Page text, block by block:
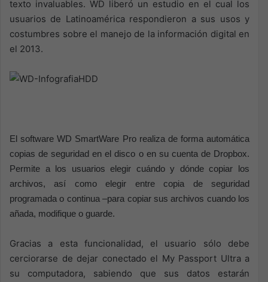
texto invaluables. WD liberó un estudio en el cual los
usuarios de Latinoamérica respondieron a sus usos y
costumbres sobre el manejo de la información digital en
el 2013.
El software WD SmartWare Pro realiza de forma automática
copias de seguridad en el disco o en su cuenta de Dropbox.
Permite a los usuarios elegir cuándo y dónde copiar los
archivos, así como elegir entre copia de seguridad
programada o continua –para copiar sus archivos cuando los
añada, modifique o guarde.
Gracias a esta funcionalidad, el usuario sólo debe
cerciorarse de dejar conectado el My Passport Ultra a
su computadora, sabiendo que sus datos estarán